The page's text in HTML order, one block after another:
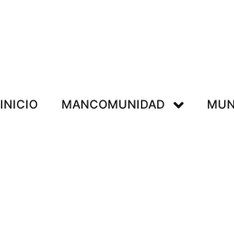
INICIO MANCOMUNIDAD